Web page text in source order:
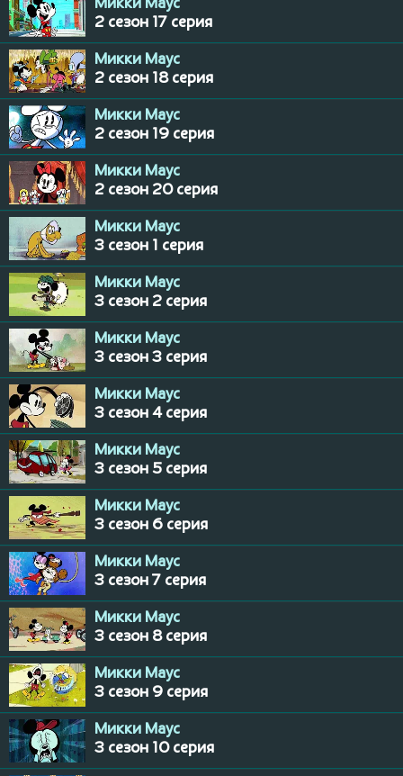
Микки Маус
2 сезон 17 серия
Микки Маус
2 сезон 18 серия
Микки Маус
2 сезон 19 серия
Микки Маус
2 сезон 20 серия
Микки Маус
3 сезон 1 серия
Микки Маус
3 сезон 2 серия
Микки Маус
3 сезон 3 серия
Микки Маус
3 сезон 4 серия
Микки Маус
3 сезон 5 серия
Микки Маус
3 сезон 6 серия
Микки Маус
3 сезон 7 серия
Микки Маус
3 сезон 8 серия
Микки Маус
3 сезон 9 серия
Микки Маус
3 сезон 10 серия